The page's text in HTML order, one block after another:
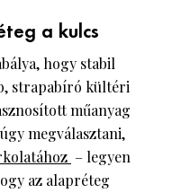
a kulcs
hogy stabil
strapabíró kültéri
műanyag
megválasztani,
– legyen
az alapréteg